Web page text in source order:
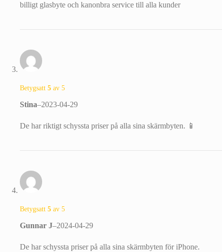
billigt glasbyte och kanonbra service till alla kunder
Betygsatt 5 av 5
Stina–2023-04-29
De har riktigt schyssta priser på alla sina skärmbyten. 📱
Betygsatt 5 av 5
Gunnar J–2024-04-29
De har schyssta priser på alla sina skärmbyten för iPhone.